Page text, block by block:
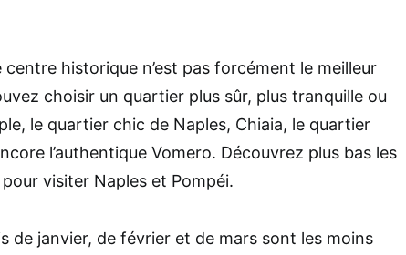
centre historique n’est pas forcément le meilleur
choisir un quartier plus sûr, plus tranquille ou
le quartier chic de Naples, Chiaia, le quartier
l’authentique Vomero. Découvrez plus bas les
visiter Naples et Pompéi.
de janvier, de février et de mars sont les moins